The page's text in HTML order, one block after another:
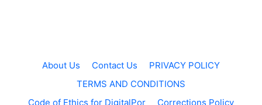
About Us Contact Us
PRIVACY POLICY
TERMS AND CONDITIONS
Code of Ethics for DigitalPor
Corrections Policy